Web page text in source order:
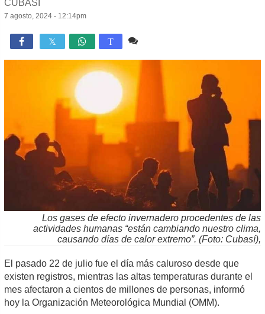
CUBASÍ
7 agosto, 2024 - 12:14pm
 T
Los gases de efecto invernadero procedentes de las
actividades humanas “están cambiando nuestro clima,
causando días de calor extremo”. (Foto: Cubasí),
El pasado 22 de julio fue el día más caluroso desde que
existen registros, mientras las altas temperaturas durante el
mes afectaron a cientos de millones de personas, informó
hoy la Organización Meteorológica Mundial (OMM).